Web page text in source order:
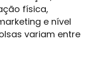
física,
e nível
variam entre